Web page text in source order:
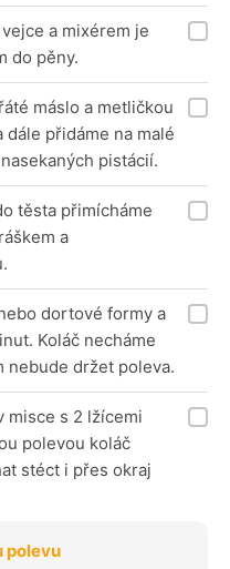
a mixérem je
do pěny.
máslo a metličkou
přidáme na malé
pistácií.
těsta přimícháme
a
dortové formy a
Koláč necháme
nebude držet poleva.
misce s 2 lžícemi
polevou koláč
stéct i přes okraj
polevu